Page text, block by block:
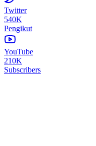
Twitter
540K
Pengikut
YouTube
210K
Subscribers